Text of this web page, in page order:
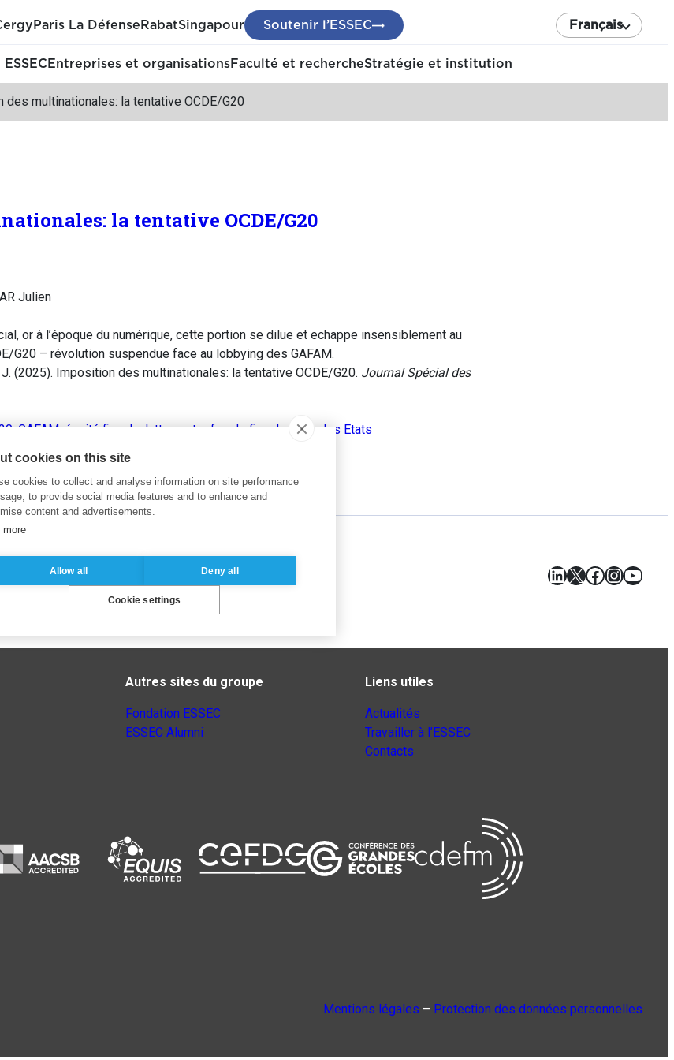
Paris La Défense RabatSingapour Soutenir l’ESSEC Français
Entreprises et organisationsFaculté et rechercheStratégie et institution
des multinationales: la tentative OCDE/G20
la tentative OCDE/G20
Julien
or à l’époque du numérique, cette portion se dilue et echappe insensiblement au
G20 – révolution suspendue face au lobbying des GAFAM.
J. (2025). Imposition des multinationales: la tentative OCDE/G20. Journal Spécial des
,GAFAM,équité fiscale,lutte contre fraude fiscale role des Etats
LinkedIn
X Facebook
Autres sites du groupe
Fondation ESSEC
ESSEC Alumni
Liens utiles
Actualités
Travailler à l’ESSEC
Contacts
Mentions légales – Protection des données personnelles
cookies on this site
cookies to collect and analyse information on site performance
to provide social media features and to enhance and
content and advertisements.
more
Allow all Deny all
Cookie settings